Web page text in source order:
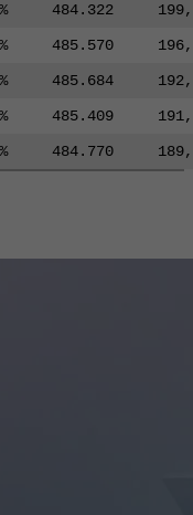
484.322
485.570
485.684
485.409
484.770